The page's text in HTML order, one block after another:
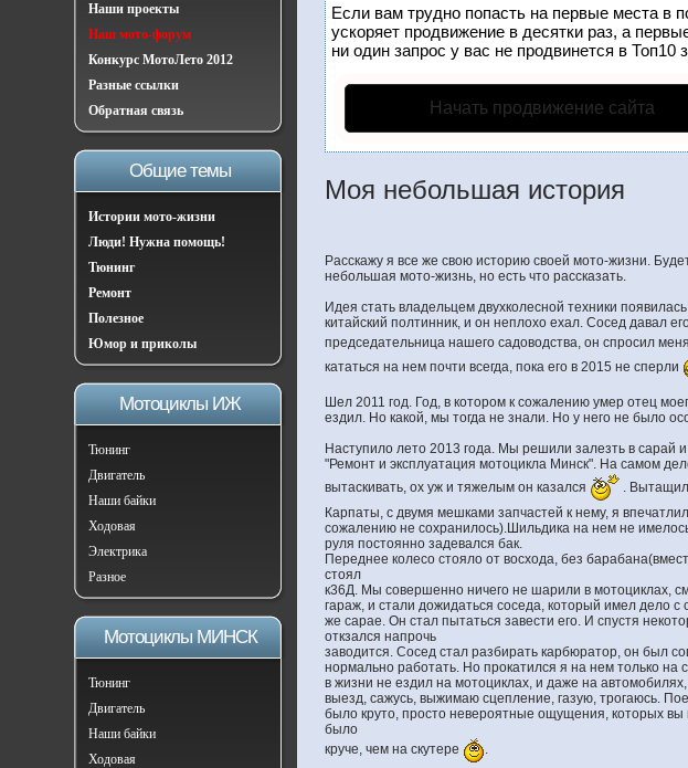
Наши проекты
Наш мото-форум
Конкурс МотоЛето 2012
Разные ссылки
Обратная связь
Общие темы
Истории мото-жизни
Люди! Нужна помощь!
Тюнинг
Ремонт
Полезное
Юмор и приколы
Мотоциклы ИЖ
Тюнинг
Двигатель
Наши байки
Ходовая
Электрика
Разное
Мотоциклы МИНСК
Тюнинг
Двигатель
Наши байки
Ходовая
Если вам трудно попасть на первые места в
ускоряет продвижение в десятки раз, а
ни один запрос у вас не продвинется в Топ10
Начать продвижение сайта
Моя небольшая история
Расскажу я все же свою историю своей мото-жизни.
небольшая мото-жизнь, но есть что рассказать.
Идея стать владельцем двухколесной техники
китайский полтинник, и он неплохо ехал. Сосед давал
председательница нашего садоводства, он спросил
кататься на нем почти всегда, пока его в 2015 не сперли
Шел 2011 год. Год, в котором к сожалению умер отец
ездил. Но какой, мы тогда не знали. Но у него не было
Наступило лето 2013 года. Мы решили залезть в
"Ремонт и эксплуатация мотоцикла Минск". На самом
вытаскивать, ох уж и тяжелым он казался
.
Карпаты, с двумя мешками запчастей к нему, я
сожалению не сохранилось).Шильдика на нем не
руля постоянно задевался бак.
Переднее колесо стояло от восхода, без
стоял
к36Д. Мы совершенно ничего не шарили в мотоциклах,
гараж, и стали дожидаться соседа, который имел дело
же сарае. Он стал пытаться завести его. И спустя
откзался напрочь
заводится. Сосед стал разбирать карбюратор, он был
нормально работать. Но прокатился я на нем только на
в жизни не ездил на мотоциклах, и даже на
выезд, сажусь, выжимаю сцепление, газую, трогаюсь.
было круто, просто невероятные ощущения, которых
было
круче, чем на скутере
.